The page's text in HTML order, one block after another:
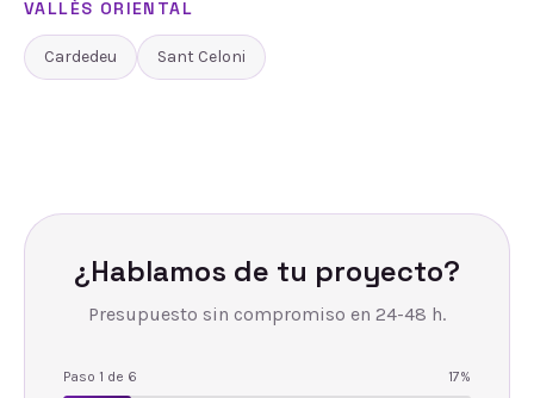
VALLÈS ORIENTAL
Cardedeu Sant Celoni
¿Hablamos de tu proyecto?
Presupuesto sin compromiso en 24-48 h.
Paso 1 de 6 17%